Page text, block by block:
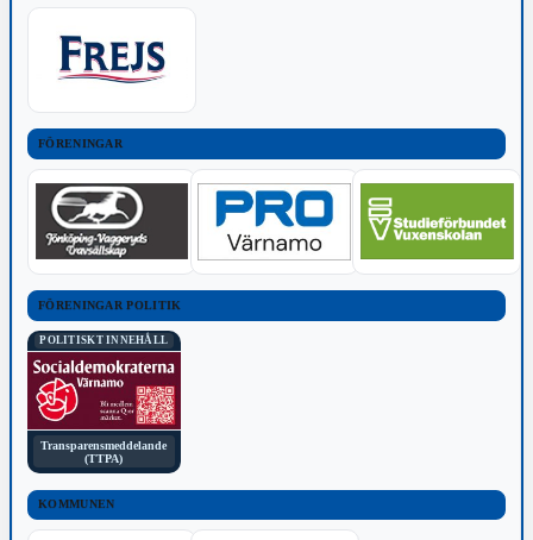
FÖRENINGAR
FÖRENINGAR POLITIK
POLITISKT INNEHÅLL
Transparensmeddelande
(TTPA)
KOMMUNEN